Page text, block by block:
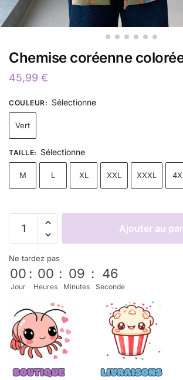
Chemise coréenne
45,99 €
COULEUR: Sélectionne
Vert
TAILLE: Sélectionne
M L XL XXL XXXL
Ajouter au
Ne tardez pas
00
Jour
: 00
Heures
: 09
Minutes
: 45
Seconde